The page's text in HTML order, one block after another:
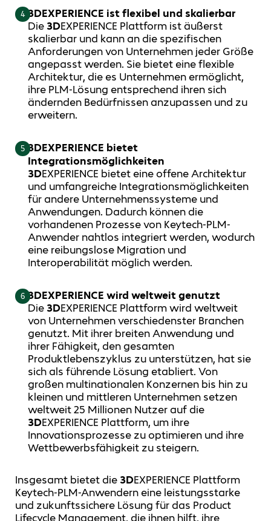
4 3DEXPERIENCE ist flexibel und skalierbar
Die 3DEXPERIENCE Plattform ist äußerst
skalierbar und kann an die spezifischen
Anforderungen von Unternehmen jeder Größe
angepasst werden. Sie bietet eine flexible
Architektur, die es Unternehmen ermöglicht,
ihre PLM-Lösung entsprechend ihren sich
ändernden Bedürfnissen anzupassen und zu
erweitern.
5 3DEXPERIENCE bietet
Integrationsmöglichkeiten
3DEXPERIENCE bietet eine offene Architektur
und umfangreiche Integrationsmöglichkeiten
für andere Unternehmenssysteme und
Anwendungen. Dadurch können die
vorhandenen Prozesse von Keytech-PLM-
Anwender nahtlos integriert werden, wodurch
eine reibungslose Migration und
Interoperabilität möglich werden.
6 3DEXPERIENCE wird weltweit genutzt
Die 3DEXPERIENCE Plattform wird weltweit
von Unternehmen verschiedenster Branchen
genutzt. Mit ihrer breiten Anwendung und
ihrer Fähigkeit, den gesamten
Produktlebenszyklus zu unterstützen, hat sie
sich als führende Lösung etabliert. Von
großen multinationalen Konzernen bis hin zu
kleinen und mittleren Unternehmen setzen
weltweit 25 Millionen Nutzer auf die
3DEXPERIENCE Plattform, um ihre
Innovationsprozesse zu optimieren und ihre
Wettbewerbsfähigkeit zu steigern.
Insgesamt bietet die 3DEXPERIENCE Plattform
Keytech-PLM-Anwendern eine leistungsstarke
und zukunftssichere Lösung für das Product
Lifecycle Management, die ihnen hilft, ihre